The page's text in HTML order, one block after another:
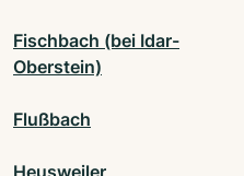
Fischbach (bei Idar-
Oberstein)
Flußbach
Heusweiler